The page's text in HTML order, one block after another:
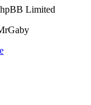
Limited